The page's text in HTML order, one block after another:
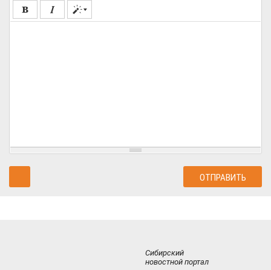
Сибирский
новостной портал